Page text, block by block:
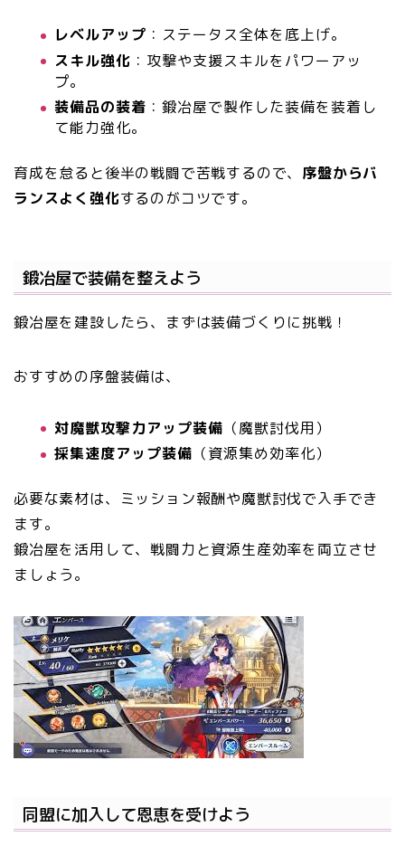
レベルアップ ：ステータス全体を底上げ。
スキル強化 ：攻撃や支援スキルをパワーアッ
プ。
装備品の装着 ：鍛冶屋で製作した装備を装着し
て能力強化。
育成を怠ると後半の戦闘で苦戦するので、 序盤からバ
ランスよく強化するのがコツです。
鍛冶屋で装備を整えよう
鍛冶屋を建設したら、まずは装備づくりに挑戦！
おすすめの序盤装備は、
対魔獣攻撃力アップ装備 （魔獣討伐用）
採集速度アップ装備 （資源集め効率化）
必要な素材は、ミッション報酬や魔獣討伐で入手でき
ます。
鍛冶屋を活用して、戦闘力と資源生産効率を両立させ
ましょう。
同盟に加入して恩恵を受けよう